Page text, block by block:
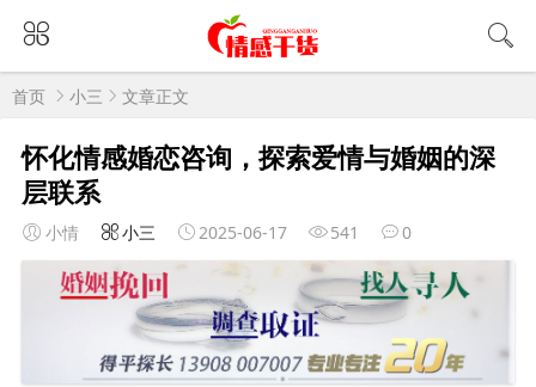
首页 小三 文章正文
怀化情感婚恋咨询，探索爱情与婚姻的深
层联系
小情 小三 2025-06-17 541 0